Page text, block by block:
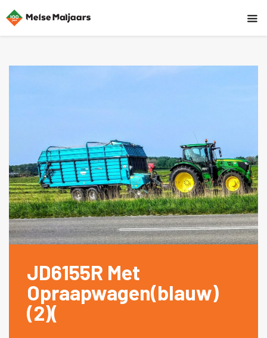
JD6155R Met
Opraapwagen(blauw)
(2)(